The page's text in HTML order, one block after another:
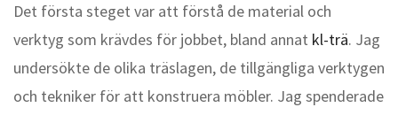
Det första steget var att förstå de material och
verktyg som krävdes för jobbet, bland annat kl-trä. Jag
undersökte de olika träslagen, de tillgängliga verktygen
och tekniker för att konstruera möbler. Jag spenderade